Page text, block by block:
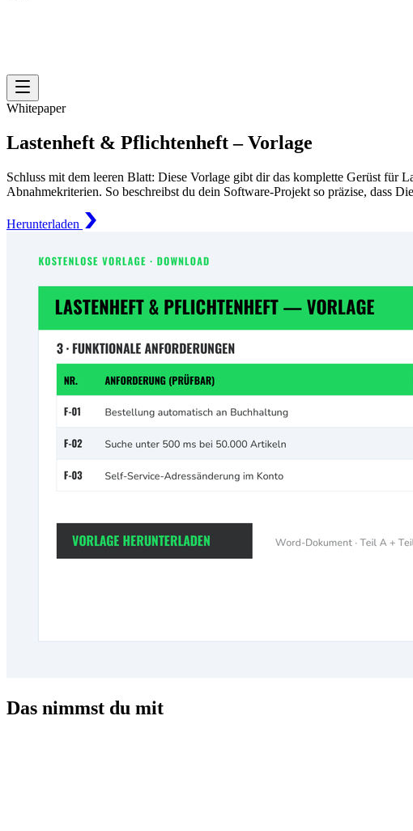
Whitepaper
Lastenheft & Pflichtenheft – Vorlage
Schluss mit dem leeren Blatt: Diese Vorlage gibt dir das komplette Gerüst
Abnahmekriterien. So beschreibst du dein Software-Projekt so präzise, dass
Herunterladen
Das nimmst du mit